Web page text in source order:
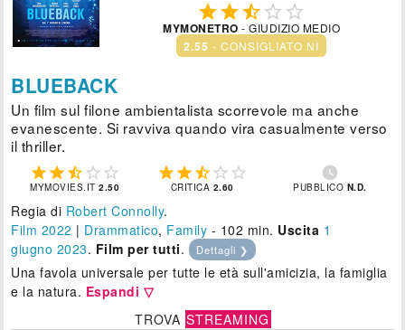
  
MYMONETRO - GIUDIZIO MEDIO
2.55 - CONSIGLIATO NÌ
BLUEBACK
Un film sul filone ambientalista scorrevole ma anche
evanescente. Si ravviva quando vira casualmente verso
il thriller.
    
MYMOVIES.IT2.50
    
CRITICA 2.60

PUBBLICO N.D.
Regia di Robert Connolly.
Film 2022 | Drammatico, Family - 102 min. Uscita 1
giugno 2023. Film per tutti. Dettagli ❯
Una favola universale per tutte le età sull'amicizia, la famiglia
e la natura. Espandi ▽
TROVA STREAMING